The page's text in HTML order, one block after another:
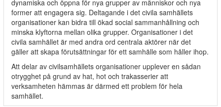
dynamiska och öppna för nya grupper av människor och nya
former att engagera sig. Deltagande i det civila samhällets
organisationer kan bidra till ökad social sammanhållning och
minska klyftorna mellan olika grupper. Organisationer i det
civila samhället är med andra ord centrala aktörer när det
gäller att skapa förutsättningar för ett samhälle som håller ihop.
Att delar av civilsamhällets organisationer upplever en sådan
otrygghet på grund av hat, hot och trakasserier att
verksamheten hämmas är därmed ett problem för hela
samhället.